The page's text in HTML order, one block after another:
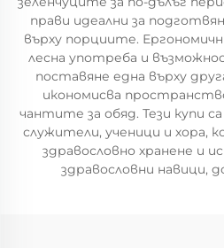
прави идеални за
върху порциите.
лесна употреба и
поставяне една върху
икономисва
чантите за обяд. Тези купи
служители, ученици и хора,
здравословно хранене и
здравословни навици,